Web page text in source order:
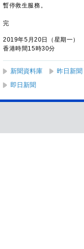
暫停救生服務。
完
2019年5月20日（星期一）
香港時間15時30分
新聞資料庫 昨日新聞
即日新聞